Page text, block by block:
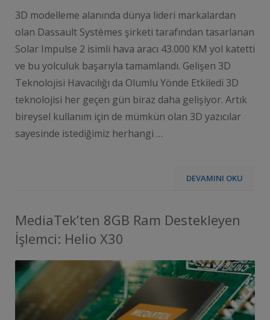
3D modelleme alanında dünya lideri markalardan
olan Dassault Systèmes şirketi tarafından tasarlanan
Solar Impulse 2 isimli hava aracı 43.000 KM yol katetti
ve bu yolculuk başarıyla tamamlandı. Gelişen 3D
Teknolojisi Havacılığı da Olumlu Yönde Etkiledi 3D
teknolojisi her geçen gün biraz daha gelişiyor. Artık
bireysel kullanım için de mümkün olan 3D yazıcılar
sayesinde istediğimiz herhangi …
DEVAMINI OKU
MediaTek’ten 8GB Ram Destekleyen
İşlemci: Helio X30